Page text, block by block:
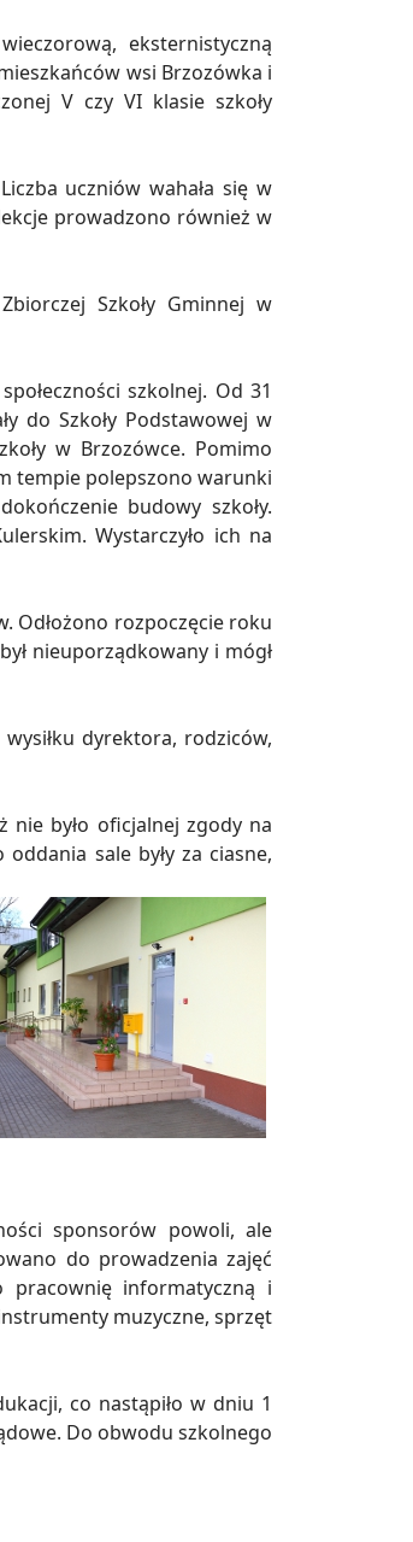
eksternistyczną
wsi Brzozówka i
V czy VI klasie szkoły
uczniów wahała się w
prowadzono również w
Szkoły Gminnej w
szkolnej. Od 31
do Szkoły Podstawowej w
w Brzozówce. Pomimo
tempie polepszono warunki
budowy szkoły.
Wystarczyło ich na
Odłożono rozpoczęcie roku
nieuporządkowany i mógł
dyrektora, rodziców,
nie było oficjalnej zgody na
sale były za ciasne,
sponsorów powoli, ale
do prowadzenia zajęć
pracownię informatyczną i
muzyczne, sprzęt
co nastąpiło w dniu 1
Do obwodu szkolnego